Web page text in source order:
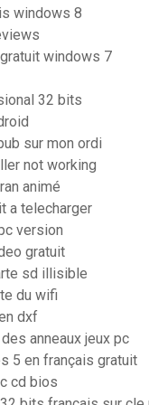
windows 8
windows 7
32 bits
sur mon ordi
not working
animé
a telecharger
version
gratuit
sd illisible
du wifi
dxf
anneaux jeux pc
5 en français gratuit
cd bios